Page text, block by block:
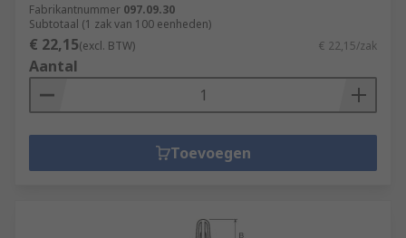
Fabrikantnummer 097.09.30
Subtotaal (1 zak van 100 eenheden)
€ 22,15(excl. BTW) € 22,15/zak
Aantal
Toevoegen